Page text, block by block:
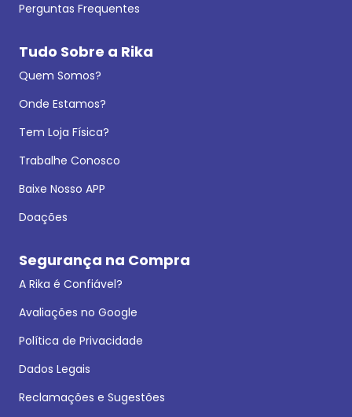
Perguntas Frequentes
Tudo Sobre a Rika
Quem Somos?
Onde Estamos?
Tem Loja Física?
Trabalhe Conosco
Baixe Nosso APP
Doações
Segurança na Compra
A Rika é Confiável?
Avaliações no Google
Política de Privacidade
Dados Legais
Reclamações e Sugestões